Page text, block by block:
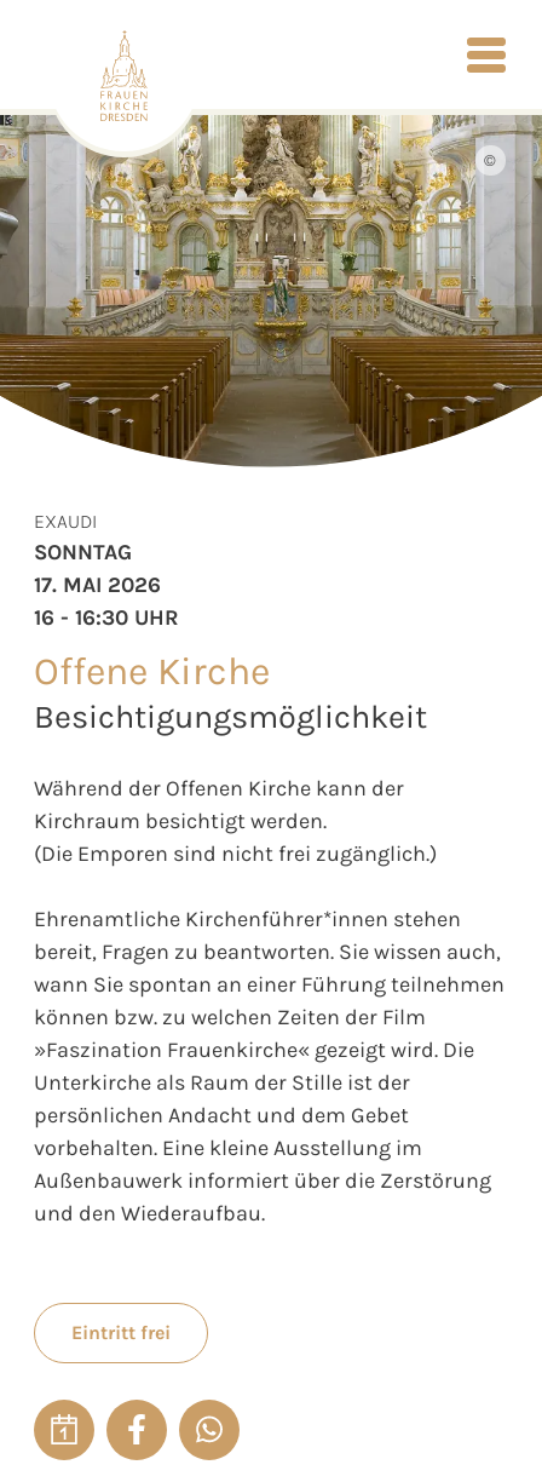
©
Offene Kirche
Besichtigungsmöglichkeit
Während der Offenen Kirche kann der
Kirchraum besichtigt werden.
(Die Emporen sind nicht frei zugänglich.)
Ehrenamtliche Kirchenführer*innen stehen
bereit, Fragen zu beantworten. Sie wissen auch,
wann Sie spontan an einer Führung teilnehmen
können bzw. zu welchen Zeiten der Film
»Faszination Frauenkirche« gezeigt wird. Die
Unterkirche als Raum der Stille ist der
persönlichen Andacht und dem Gebet
vorbehalten. Eine kleine Ausstellung im
Außenbauwerk informiert über die Zerstörung
und den Wiederaufbau.
Eintritt frei
EXAUDI
SONNTAG
17. MAI 2026
16 - 16:30 UHR